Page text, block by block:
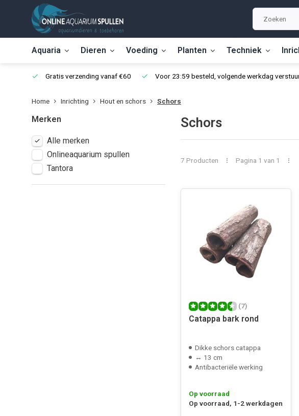
Aquaria Dieren Voeding Planten Techniek
Gratis verzending vanaf €60 Voor 23:59 besteld, volgende werkdag
Home Inrichting Hout en schors Schors
Merken
Alle merken
Onlineaquarium spullen
Tantora
Schors
7 Producten Pagina 1 van 1
(7)
Catappa bark rond
Dikke schors catappa
↔ 13 cm
Antibacteriële werking
Op voorraad
Op voorraad, 1-2 werkdagen